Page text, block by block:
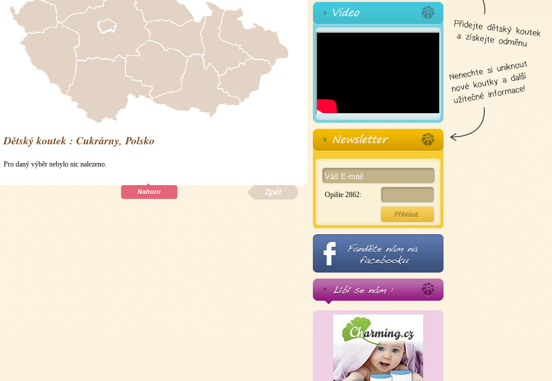
Dětský koutek : Cukrárny, Polsko
Pro daný výběr nebylo nic nalezeno.
Opište 2862: